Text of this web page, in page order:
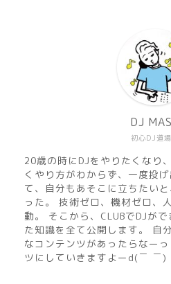
初心DJ道
DJ
20歳の時にDJをやりたくなり
くやり方がわからず、一度投
て、自分もあそこに立ちたい
った。 技術ゼロ、機材ゼロ、
動。 そこから、CLUBでDJが
た知識を全て公開します。 自
なコンテンツがあったらなー
ツにしていきますよーd(￣ ￣)
マサ